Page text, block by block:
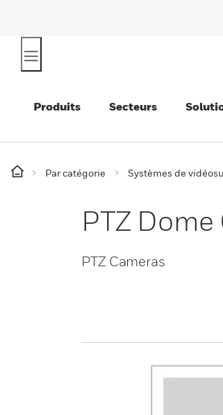
Produits Secteurs
Par catégorie Systèmes de
PTZ Dome
PTZ Cameras